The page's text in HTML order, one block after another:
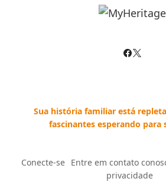
Sua história familiar está
fascinantes esperando para
Conecte-se Entre em contato
privacidade--